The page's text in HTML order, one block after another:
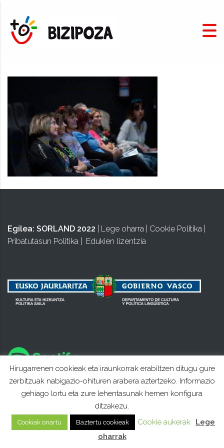
Egilea: SORLAND 2022 Lege oharra Cookie Politika
Pribatutasun Politika
Edukien lizentzia
Hirugarrenen cookieak eta iraunkorrak erabiltzen ditugu gure
zerbitzuak nabigazio-ohituren arabera aztertzeko. Informazio
gehiago lortu eta zure lehentasunak hemen konfigura
ditzakezu.
Cookiak onartu Baztertu cookieak Cookie aukerak
Lege
oharrak